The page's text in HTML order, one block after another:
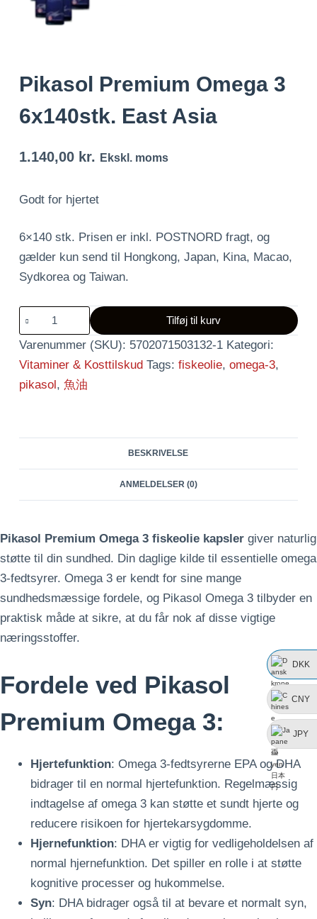
DKK
CNY
JPY
Pikasol Premium Omega 3
6x140stk. East Asia
1.140,00 kr. Ekskl. moms
Godt for hjertet
6×140 stk. Prisen er inkl. POSTNORD fragt, og
gælder kun send til Hongkong, Japan, Kina, Macao,
Sydkorea og Taiwan.
Premium
Omega
3
6x140stk.
Tilføj til kurv
Varenummer (SKU): 5702071503132-1 Kategori:
Vitaminer & Kosttilskud Tags: fiskeolie, omega-3,
pikasol, 魚油
BESKRIVELSE
ANMELDELSER (0)
Pikasol Premium Omega 3 fiskeolie kapsler giver naturlig
støtte til din sundhed. Din daglige kilde til essentielle omega
3-fedtsyrer. Omega 3 er kendt for sine mange
sundhedsmæssige fordele, og Pikasol Omega 3 tilbyder en
praktisk måde at sikre, at du får nok af disse vigtige
næringsstoffer.
Fordele ved Pikasol
Premium Omega 3:
Hjertefunktion: Omega 3-fedtsyrerne EPA og DHA
bidrager til en normal hjertefunktion. Regelmæssig
indtagelse af omega 3 kan støtte et sundt hjerte og
reducere risikoen for hjertekarsygdomme.
Hjernefunktion: DHA er vigtig for vedligeholdelsen af
normal hjernefunktion. Det spiller en rolle i at støtte
kognitive processer og hukommelse.
Syn: DHA bidrager også til at bevare et normalt syn,